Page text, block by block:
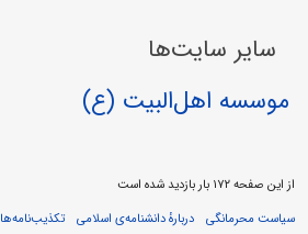
سایر سایت‌ها
موسسه اهل‌البیت (ع)
از این صفحه ۱۷۲ بار بازدید شده است
سیاست محرمانگی
دربارهٔ دانشنامه‌ی اسلامی تکذیب‌نامه‌ها